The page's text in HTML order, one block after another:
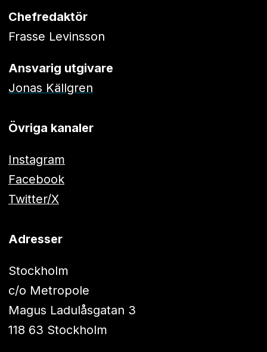
Chefredaktör
Frasse Levinsson
Ansvarig utgivare
Jonas Källgren
Övriga kanaler
Instagram
Facebook
Twitter/X
Adresser
Stockholm
c/o Metropole
Magus Ladulåsgatan 3
118 63 Stockholm